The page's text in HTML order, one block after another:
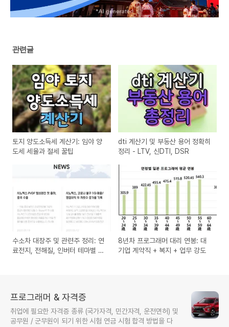
관련글
토지 양도소득세 계산기: 임야 양
도세 세율과 절세 꿀팁
dti 계산기 및 부동산 용어 정확히
정리 - LTV, 신DTI, DSR
수소차 대장주 및 관련주 정리: 연
료전지, 전해질, 인버터 테마별 기
8년차 프로그래머 대리 연봉: 대
기업 계약직 + 복지 + 업무 강도
프로그래머 & 자격증
취업에 필요한 자격증 종류 (국가자격, 민간자격, 운전면허) 및
공무원 / 군무원이 되기 위한 시험 연금 시험 합격 방법을 다